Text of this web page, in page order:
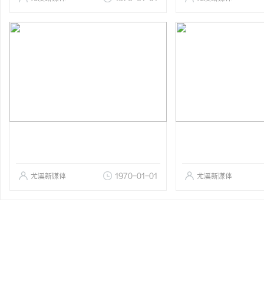
尤溪新媒体 1970-01-01 尤溪新媒体